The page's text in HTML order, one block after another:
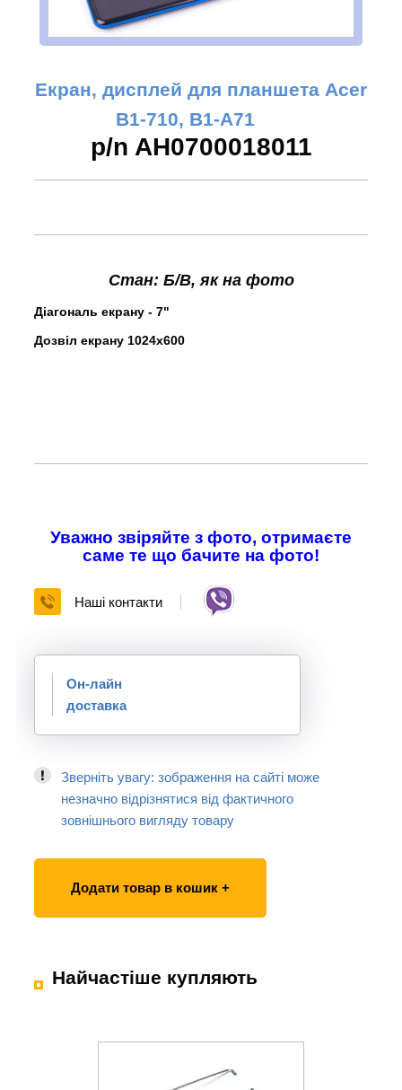
Екран, дисплей для планшета Acer
B1-710, B1-A71
p/n AH0700018011
Стан: Б/В, як на фото
Діагональ екрану - 7"
Дозвіл екрану 1024x600
Уважно звіряйте з фото, отримаєте
саме те що бачите на фото!
Наші контакти
Он-лайн
доставка
Зверніть увагу: зображення на сайті може
незначно відрізнятися від фактичного
зовнішнього вигляду товару
Додати товар в кошик +
Найчастіше купляють